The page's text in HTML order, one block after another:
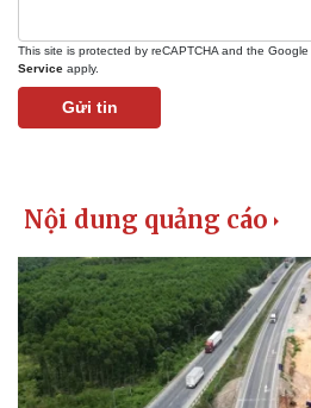
This site is protected by reCAPTCHA and the Google
Service apply.
Gửi tin